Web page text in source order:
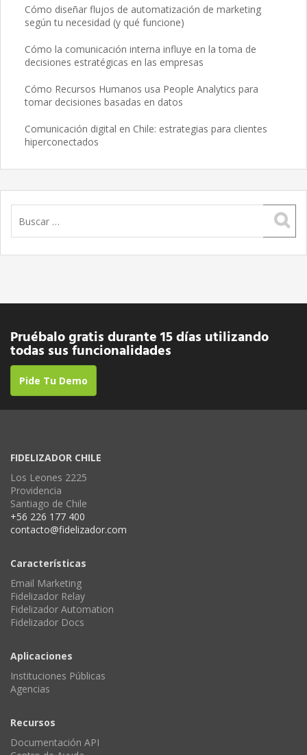
Cómo diseñar flujos de automatización de marketing
según tu necesidad (y qué funcione)
Cómo la comunicación interna influye en la toma de
decisiones estratégicas en las empresas
Cómo Recursos Humanos usa People Analytics para
tomar decisiones basadas en datos
Comunicación digital en Chile: estrategias para clientes
hiperconectados
Pruébalo gratis durante 15 días utilizando
todas sus funcionalidades
Pide Tu Demo
FIDELIZADOR CHILE
Los Leones 2225
Providencia
Santiago de Chile
+56 226 177 400
contacto@fidelizador.com
Características
Email Marketing
Fidelizador Relay
Fidelizador Automation
Fidelizador Docs
Aplicaciones
Instituciones Públicas
Agencias
Recursos
Documentación API